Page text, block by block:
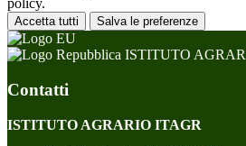
policy.
Accetta tutti Salva le preferenze
ISTITUTO
Contatti
ISTITUTO AGRARIO ITAGR